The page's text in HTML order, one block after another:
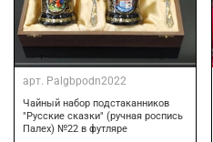
арт. Palgbpodn2022
Чайный набор подстаканников
"Русские сказки" (ручная роспись
Палех) №22 в футляре